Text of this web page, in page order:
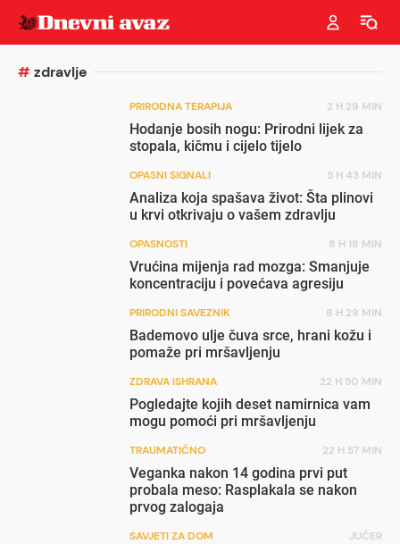
#zdravlje
PRIRODNA TERAPIJA 2 H 29 MIN
Hodanje bosih nogu: Prirodni lijek za
stopala, kičmu i cijelo tijelo
OPASNI SIGNALI 5 H 43 MIN
Analiza koja spašava život: Šta plinovi
u krvi otkrivaju o vašem zdravlju
OPASNOSTI 8 H 18 MIN
Vrućina mijenja rad mozga: Smanjuje
koncentraciju i povećava agresiju
PRIRODNI SAVEZNIK 8 H 29 MIN
Bademovo ulje čuva srce, hrani kožu i
pomaže pri mršavljenju
ZDRAVA ISHRANA 22 H 50 MIN
Pogledajte kojih deset namirnica vam
mogu pomoći pri mršavljenju
TRAUMATIČNO 22 H 57 MIN
Veganka nakon 14 godina prvi put
probala meso: Rasplakala se nakon
prvog zalogaja
SAVJETI ZA DOM JUČER